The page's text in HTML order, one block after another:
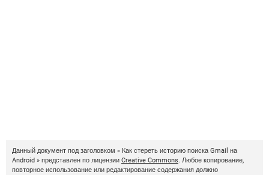
Данный документ под заголовком « Как стереть историю поиска Gmail на
Android » представлен по лицензии Creative Commons. Любое копирование,
повторное использование или редактирование содержания должно